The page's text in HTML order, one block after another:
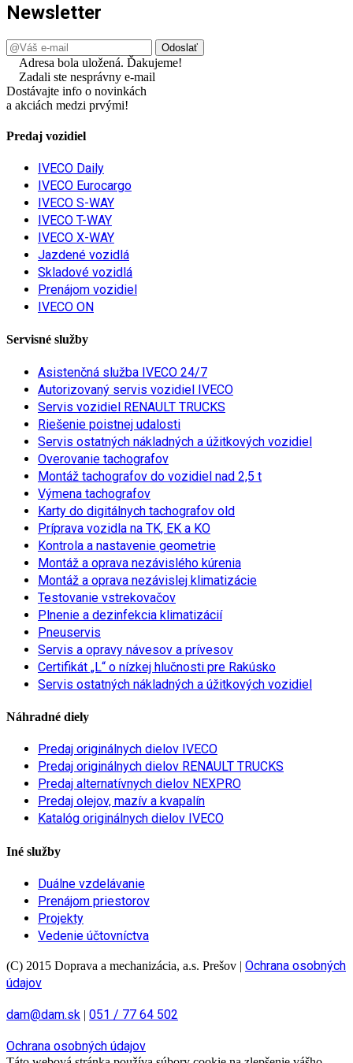
Newsletter
Adresa bola uložená. Ďakujeme!
Zadali ste nesprávny e-mail
Dostávajte info o novinkách
a akciách medzi prvými!
Predaj vozidiel
IVECO Daily
IVECO Eurocargo
IVECO S-WAY
IVECO T-WAY
IVECO X-WAY
Jazdené vozidlá
Skladové vozidlá
Prenájom vozidiel
IVECO ON
Servisné služby
Asistenčná služba IVECO 24/7
Autorizovaný servis vozidiel IVECO
Servis vozidiel RENAULT TRUCKS
Riešenie poistnej udalosti
Servis ostatných nákladných a úžitkových vozidiel
Overovanie tachografov
Montáž tachografov do vozidiel nad 2,5 t
Výmena tachografov
Karty do digitálnych tachografov old
Príprava vozidla na TK, EK a KO
Kontrola a nastavenie geometrie
Montáž a oprava nezávislého kúrenia
Montáž a oprava nezávislej klimatizácie
Testovanie vstrekovačov
Plnenie a dezinfekcia klimatizácií
Pneuservis
Servis a opravy návesov a prívesov
Certifikát „L“ o nízkej hlučnosti pre Rakúsko
Servis ostatných nákladných a úžitkových vozidiel
Náhradné diely
Predaj originálnych dielov IVECO
Predaj originálnych dielov RENAULT TRUCKS
Predaj alternatívnych dielov NEXPRO
Predaj olejov, mazív a kvapalín
Katalóg originálnych dielov IVECO
Iné služby
Duálne vzdelávanie
Prenájom priestorov
Projekty
Vedenie účtovníctva
(C) 2015 Doprava a mechanizácia, a.s. Prešov | Ochrana osobných
údajov
dam@dam.sk | 051 / 77 64 502
Ochrana osobných údajov